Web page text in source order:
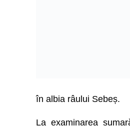
în albia râului Sebeș.
La examinarea